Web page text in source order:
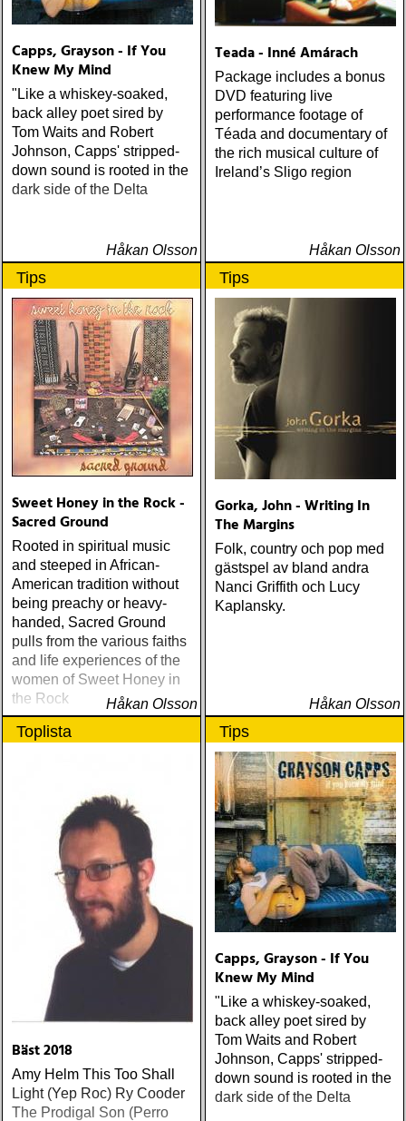
Capps, Grayson - If You
Knew My Mind
"Like a whiskey-soaked,
back alley poet sired by
Tom Waits and Robert
Johnson, Capps' stripped-
down sound is rooted in the
dark side of the Delta
Håkan Olsson
Teada - Inné Amárach
Package includes a bonus
DVD featuring live
performance footage of
Téada and documentary of
the rich musical culture of
Ireland’s Sligo region
Håkan Olsson
Tips
Sweet Honey in the Rock -
Sacred Ground
Rooted in spiritual music
and steeped in African-
American tradition without
being preachy or heavy-
handed, Sacred Ground
pulls from the various faiths
and life experiences of the
women of Sweet Honey in
the Rock
Håkan Olsson
Tips
Gorka, John - Writing In
The Margins
Folk, country och pop med
gästspel av bland andra
Nanci Griffith och Lucy
Kaplansky.
Håkan Olsson
Toplista
Bäst 2018
Amy Helm This Too Shall
Light (Yep Roc) Ry Cooder
The Prodigal Son (Perro
Tips
Capps, Grayson - If You
Knew My Mind
"Like a whiskey-soaked,
back alley poet sired by
Tom Waits and Robert
Johnson, Capps' stripped-
down sound is rooted in the
dark side of the Delta